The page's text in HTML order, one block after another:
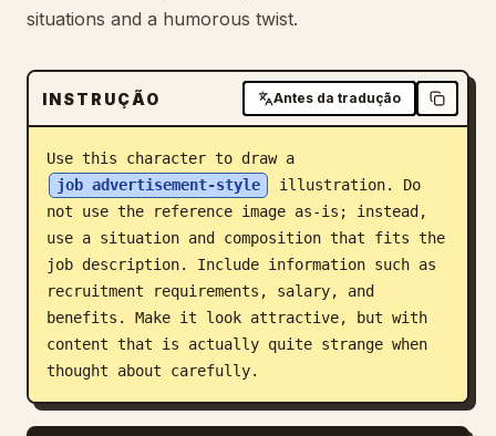
Transferir
Blogue
Atualizações
situations and a humorous twist.
INSTRUÇÃO Antes da tradução
Use this character to draw a
job advertisement-style
illustration. Do
not use the reference image as-is; instead,
use a situation and composition that fits the
job description. Include information such as
recruitment requirements, salary, and
benefits. Make it look attractive, but with
content that is actually quite strange when
thought about carefully.